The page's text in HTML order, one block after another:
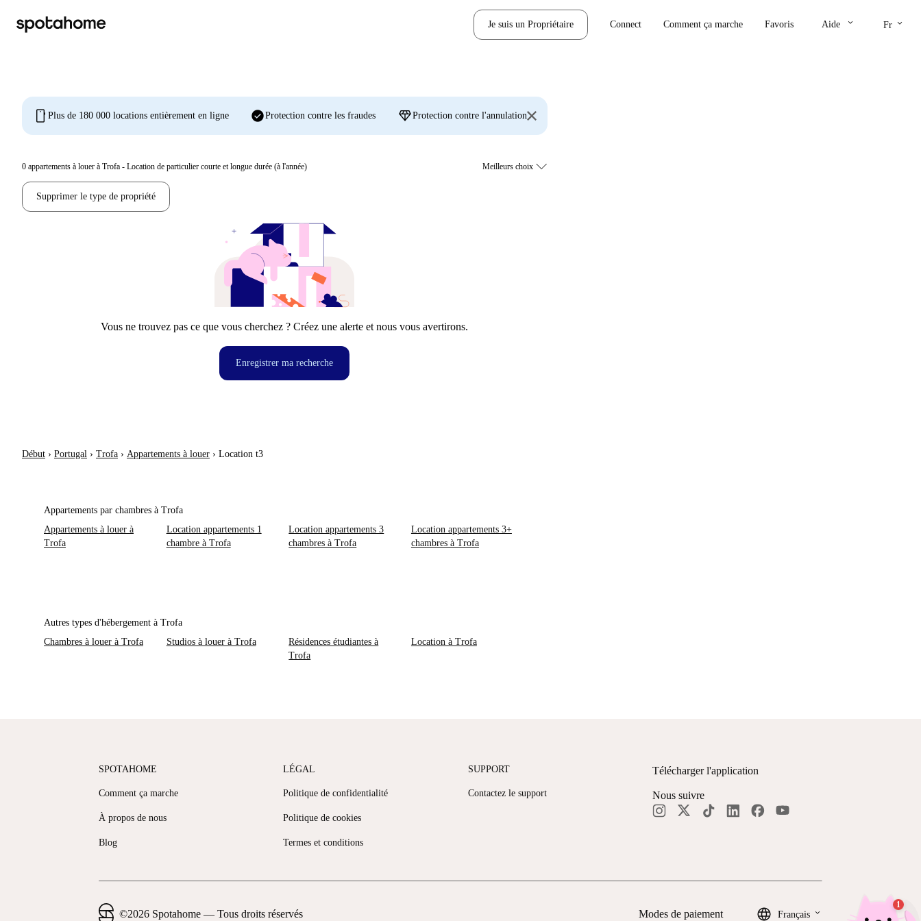
Je suis un Propriétaire Connect Comment ça marche Favoris Aide keyboard_arrow_down Fr keyboard_arrow_down
mobile Plus de 180 000 locations entièrement en ligne check_circleProtection contre les fraudes diamondProtection contre l'annulation
0 appartements à louer à Trofa - Location de particulier courte et longue durée (à l'année)
Supprimer le type de propriété
Vous ne trouvez pas ce que vous cherchez ? Créez une alerte et nous vous avertirons.
Enregistrer ma recherche
Début › Portugal › Trofa › Appartements à louer › Location t3
Appartements par chambres à Trofa
Appartements à louer à
Trofa
Location appartements 1
chambre à Trofa
Location appartements 3
chambres à Trofa
Location appartements 3+
chambres à Trofa
Autres types d'hébergement à Trofa
Chambres à louer à Trofa
Studios à louer à Trofa
Résidences étudiantes à
Trofa
Location à Trofa
SPOTAHOME
Comment ça marche
À propos de nous
Blog
LÉGAL
Politique de confidentialité
Politique de cookies
Termes et conditions
SUPPORT
Contactez le support
Télécharger l'application
Nous suivre
©2026 Spotahome — Tous droits réservés Modes de paiement Français keyboard_arrow_down